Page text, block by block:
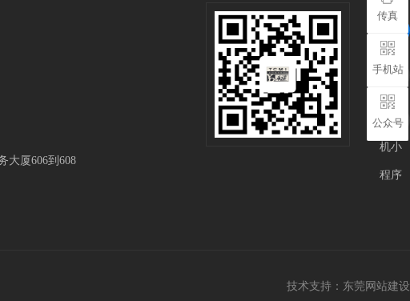
大厦606到608
传真
手机站
公众号
技术支持： 东莞网站建设